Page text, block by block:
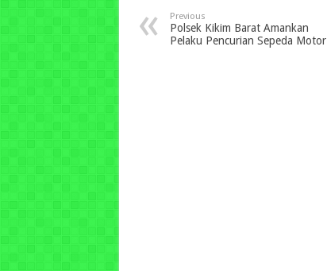
Previous
Polsek Kikim Barat Amankan
Pelaku Pencurian Sepeda Motor